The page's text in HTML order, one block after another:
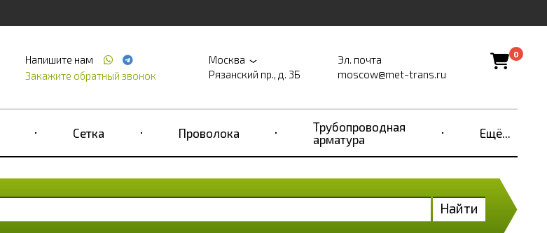
Напишите нам
Закажите обратный звонок
Москва
Рязанский пр., д. 3Б
Эл. почта
moscow@met-trans.ru
0
Сетка Проволока
Трубопроводная
арматура
Ещё...
Найти